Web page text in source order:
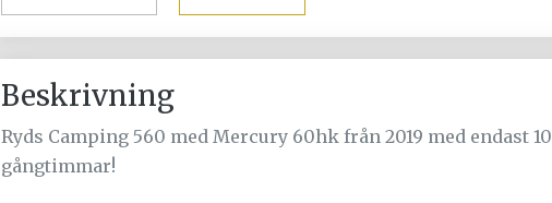
Beskrivning
Ryds Camping 560 med Mercury 60hk från 2019 med endast 10
gångtimmar!